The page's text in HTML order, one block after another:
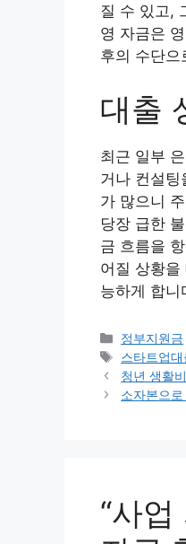
질 수 있고,
영 자금은
후의 수단으
대출
최근 일부
거나 컨설
가 많으니
당장 급한
금 흐름을
어질 상황
능하게 합니
카
테
고
리
정부지원금
태
그
스타트업대
청년 생활
소자본으
“사